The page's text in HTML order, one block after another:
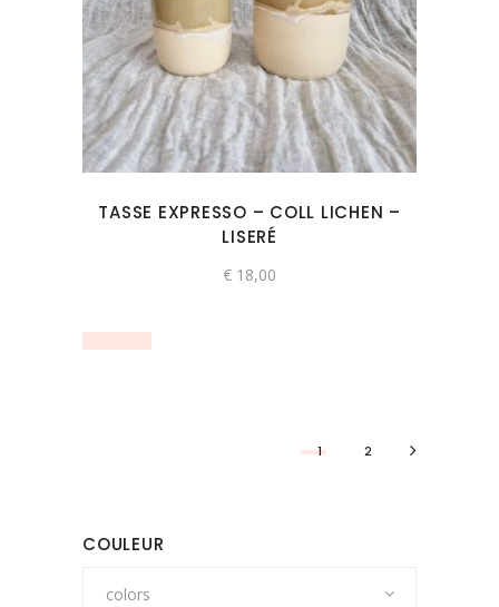
TASSE EXPRESSO – COLL LICHEN –
LISERÉ
€ 18,00
1 2
COULEUR
colors